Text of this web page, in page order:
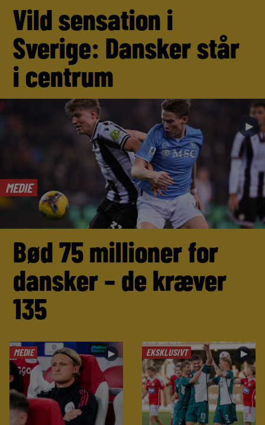
Vild sensation i
Sverige: Dansker står
i centrum
MEDIE
►
Bød 75 millioner for
dansker – de kræver
135
MEDIE ► EKSKLUSIVT ►